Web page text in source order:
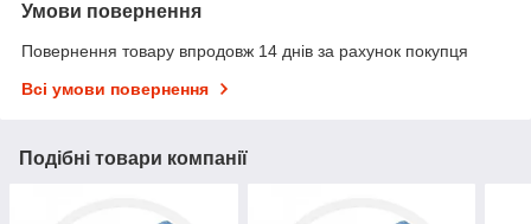
Умови повернення
Повернення товару впродовж 14 днів за рахунок покупця
Всі умови повернення
Подібні товари компанії